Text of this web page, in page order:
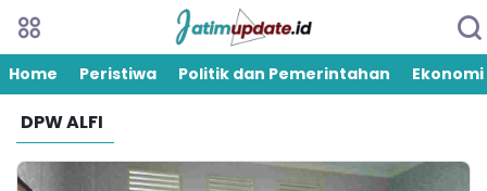
Home Peristiwa Politik dan Pemerintahan Ekonomi
DPW ALFI